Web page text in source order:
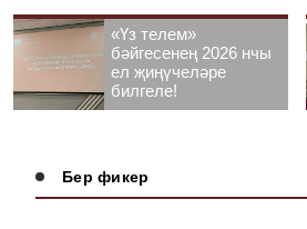
«Үз телем»
бәйгесенең 2026 нчы
ел җиңүчеләре
билгеле!
Бер фикер